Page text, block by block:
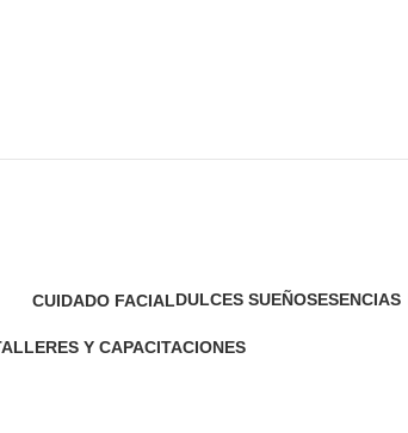
CUIDADO FACIALDULCES SUEÑOSESENCIAS
Y CAPACITACIONES